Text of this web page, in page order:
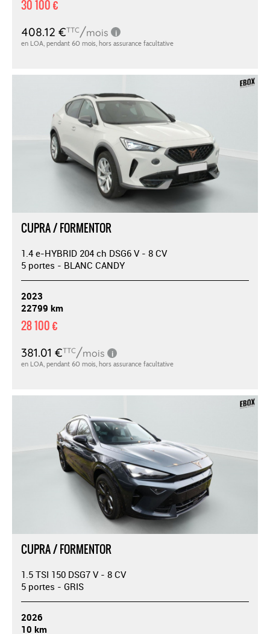
30 100 €
CUPRA / FORMENTOR
1.4 e-HYBRID 204 ch DSG6 V - 8 CV
5 portes - BLANC CANDY
2023
22799 km
28 100 €
CUPRA / FORMENTOR
1.5 TSI 150 DSG7 V - 8 CV
5 portes - GRIS
2026
10 km